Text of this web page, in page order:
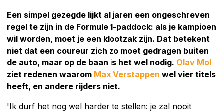
Een simpel gezegde lijkt al jaren een ongeschreven
regel te zijn in de Formule 1-paddock: als je kampioen
wil worden, moet je een klootzak zijn. Dat betekent
niet dat een coureur zich zo moet gedragen buiten
de auto, maar op de baan is het wel nodig. Olav Mol
ziet redenen waarom Max Verstappen wel vier titels
heeft, en andere rijders niet.
'Ik durf het nog wel harder te stellen: je zal nooit